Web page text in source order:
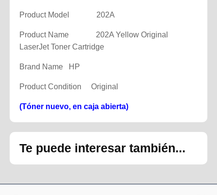
Product Model 202A
Product Name 202A Yellow Original
LaserJet Toner Cartridge
Brand Name HP
Product Condition Original
(Tóner nuevo, en caja abierta)
Te puede interesar también...